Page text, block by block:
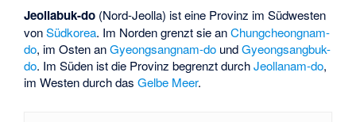
Jeollabuk-do (Nord-Jeolla) ist eine Provinz im Südwesten
vonSüdkorea. Im Norden grenzt sie anChungcheongnam-
do, im Osten anGyeongsangnam-do undGyeongsangbuk-
do. Im Süden ist die Provinz begrenzt durchJeollanam-do,
im Westen durch dasGelbe Meer.